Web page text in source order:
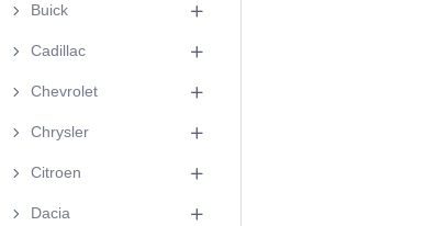
Buick
Cadillac
Chevrolet
Chrysler
Citroen
Dacia